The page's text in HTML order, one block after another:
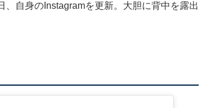
自身のInstagramを更新。大胆に背中を露出